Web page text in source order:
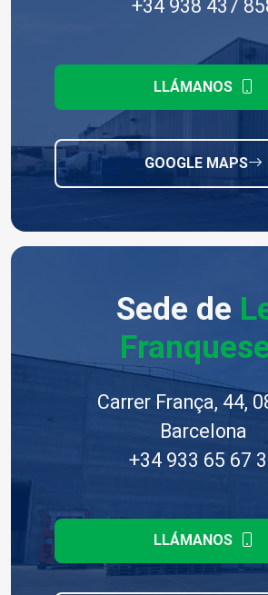
+34 938 437
LLÁMANOS
GOOGLE MAPS
Sede de
Carrer França, 44,
Barcelona
+34 933 65 67
LLÁMANOS